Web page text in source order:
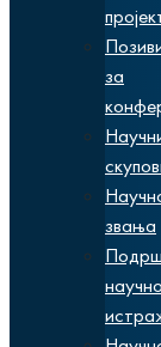
за
звања